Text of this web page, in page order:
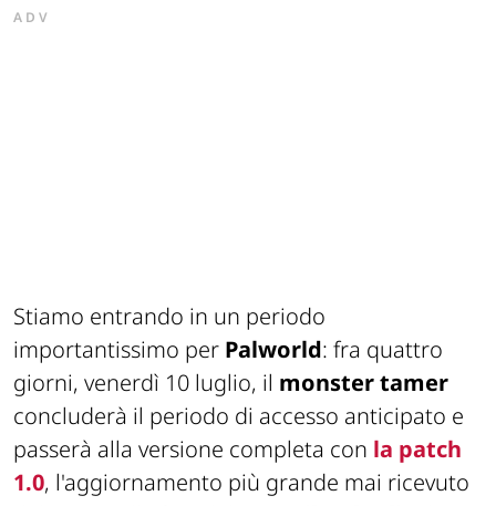
ADV
Stiamo entrando in un periodo
importantissimo per Palworld: fra quattro
giorni, venerdì 10 luglio, il monster tamer
concluderà il periodo di accesso anticipato e
passerà alla versione completa con la patch
1.0, l'aggiornamento più grande mai ricevuto